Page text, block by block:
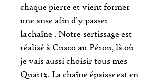
chaque pierre et vient former
une anse afin d'y passer
la chaîne . Notre sertissage est
réalisé à Cusco au Pérou, là où
je vais aussi choisir tous mes
Quartz. La chaîne épaisse est en